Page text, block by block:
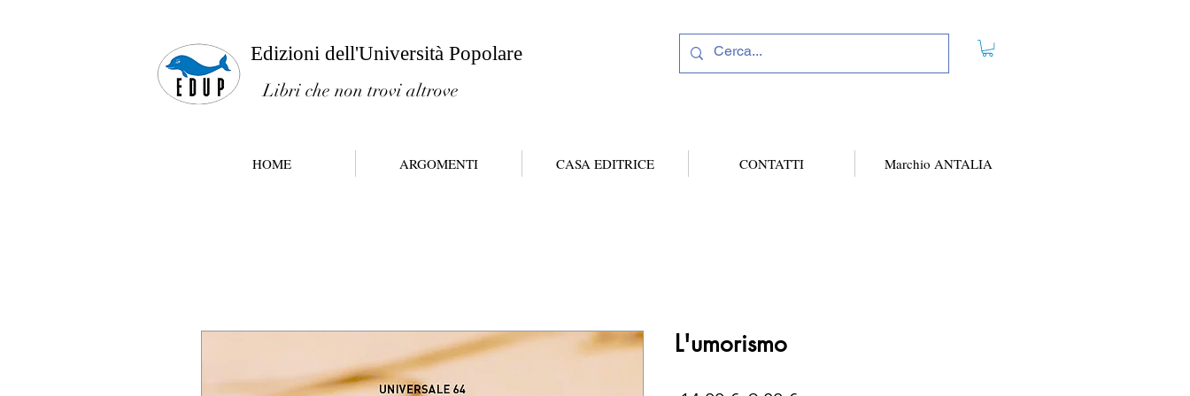
Edizioni dell'Università Popolare
Libri che non trovi altrove
HOME ARGOMENTI CASA EDITRICE CONTATTI Marchio ANTALIA
L'umorismo